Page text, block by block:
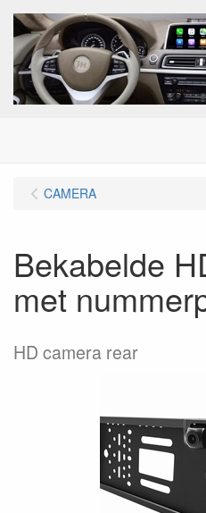
CAMERA
Bekabelde
met
HD camera rear